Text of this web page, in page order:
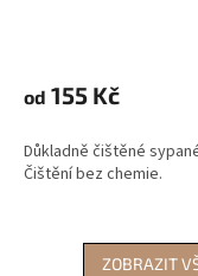
produktu
je
z
5
od 155 Kč
Důkladně čištěné
Čištění bez chemie.
ZOBRAZIT